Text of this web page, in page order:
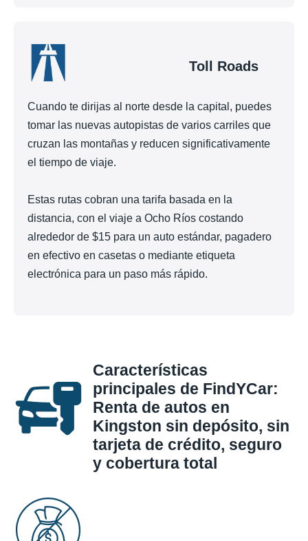
Toll Roads
Cuando te dirijas al norte desde la capital, puedes
tomar las nuevas autopistas de varios carriles que
cruzan las montañas y reducen significativamente
el tiempo de viaje.
Estas rutas cobran una tarifa basada en la
distancia, con el viaje a Ocho Ríos costando
alrededor de $15 para un auto estándar, pagadero
en efectivo en casetas o mediante etiqueta
electrónica para un paso más rápido.
Características
principales de FindYCar:
Renta de autos en
Kingston sin depósito, sin
tarjeta de crédito, seguro
y cobertura total